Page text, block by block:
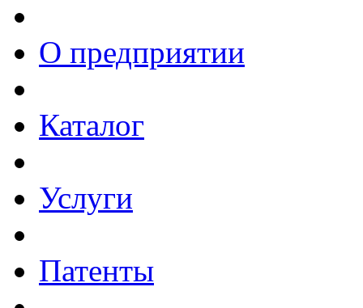
О предприятии
Каталог
Услуги
Патенты